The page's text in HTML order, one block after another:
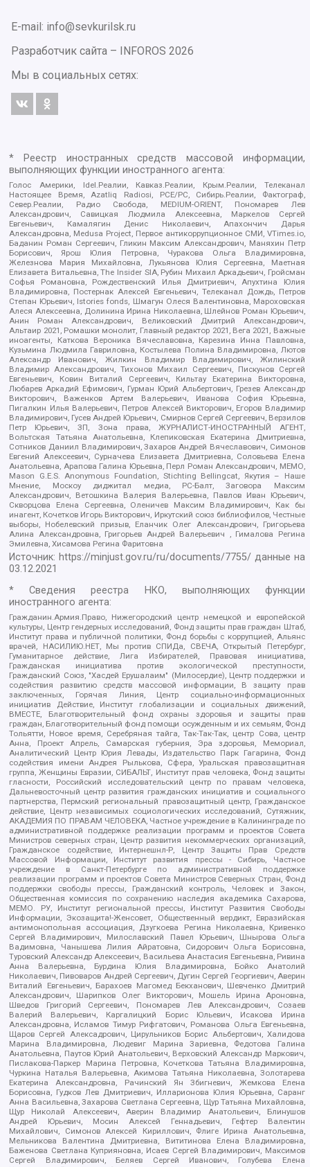
E-mail: info@sevkurilsk.ru
Разработчик сайта –
INFOROS 2026
Мы в социальных сетях:
* Реестр иностранных средств массовой информации,
выполняющих функции иностранного агента:
Голос Америки, Idel.Реалии, Кавказ.Реалии, Крым.Реалии, Телеканал
Настоящее Время, Azatliq Radiosi, PCE/PC, Сибирь.Реалии, Фактограф,
Север.Реалии, Радио Свобода, MEDIUM-ORIENT, Пономарев Лев
Александрович, Савицкая Людмила Алексеевна, Маркелов Сергей
Евгеньевич, Камалягин Денис Николаевич, Апахончич Дарья
Александровна, Medusa Project, Первое антикоррупционное СМИ, VTimes.io,
Баданин Роман Сергеевич, Гликин Максим Александрович, Маняхин Петр
Борисович, Ярош Юлия Петровна, Чуракова Ольга Владимировна,
Железнова Мария Михайловна, Лукьянова Юлия Сергеевна, Маетная
Елизавета Витальевна, The Insider SIA, Рубин Михаил Аркадьевич, Гройсман
Софья Романовна, Рождественский Илья Дмитриевич, Апухтина Юлия
Владимировна, Постернак Алексей Евгеньевич, Телеканал Дождь, Петров
Степан Юрьевич, Istories fonds, Шмагун Олеся Валентиновна, Мароховская
Алеся Алексеевна, Долинина Ирина Николаевна, Шлейнов Роман Юрьевич,
Анин Роман Александрович, Великовский Дмитрий Александрович,
Альтаир 2021, Ромашки монолит, Главный редактор 2021, Вега 2021, Важные
иноагенты, Каткова Вероника Вячеславовна, Карезина Инна Павловна,
Кузьмина Людмила Гавриловна, Костылева Полина Владимировна, Лютов
Александр Иванович, Жилкин Владимир Владимирович, Жилинский
Владимир Александрович, Тихонов Михаил Сергеевич, Пискунов Сергей
Евгеньевич, Ковин Виталий Сергеевич, Кильтау Екатерина Викторовна,
Любарев Аркадий Ефимович, Гурман Юрий Альбертович, Грезев Александр
Викторович, Важенков Артем Валерьевич, Иванова София Юрьевна,
Пигалкин Илья Валерьевич, Петров Алексей Викторович, Егоров Владимир
Владимирович, Гусев Андрей Юрьевич, Смирнов Сергей Сергеевич, Верзилов
Петр Юрьевич, ЗП, Зона права, ЖУРНАЛИСТ-ИНОСТРАННЫЙ АГЕНТ,
Вольтская Татьяна Анатольевна, Клепиковская Екатерина Дмитриевна,
Сотников Даниил Владимирович, Захаров Андрей Вячеславович, Симонов
Евгений Алексеевич, Сурначева Елизавета Дмитриевна, Соловьева Елена
Анатольевна, Арапова Галина Юрьевна, Перл Роман Александрович, МЕМО,
Mason G.E.S. Anonymous Foundation, Stichting Bellingcat, Якутия – Наше
Мнение, Москоу диджитал медиа, РС-Балт, Заговора Максим
Александрович, Ветошкина Валерия Валерьевна, Павлов Иван Юрьевич,
Скворцова Елена Сергеевна, Оленичев Максим Владимирович, Как бы
инагент, Кочетков Игорь Викторович, Иркутский союз библиофилов, Честные
выборы, Нобелевский призыв, Еланчик Олег Александрович, Григорьева
Алина Александровна, Григорьев Андрей Валерьевич , Гималова Регина
Эмилевна, Хисамова Регина Фаритовна
Источник: https://minjust.gov.ru/ru/documents/7755/ данные на
03.12.2021
* Сведения реестра НКО, выполняющих функции
иностранного агента:
Гражданин.Армия.Право, Нижегородский центр немецкой и европейской
культуры, Центр гендерных исследований, Фонд защиты прав граждан Штаб,
Институт права и публичной политики, Фонд борьбы с коррупцией, Альянс
врачей, НАСИЛИЮ.НЕТ, Мы против СПИДа, СВЕЧА, Открытый Петербург,
Гуманитарное действие, Лига Избирателей, Правовая инициатива,
Гражданская инициатива против экологической преступности,
Гражданский Союз, "Хасдей Ерушалаим" (Милосердие), Центр поддержки и
содействия развитию средств массовой информации, В защиту прав
заключенных, Горячая Линия, Центр социально-информационных
инициатив Действие, Институт глобализации и социальных движений,
ВМЕСТЕ, Благотворительный фонд охраны здоровья и защиты прав
граждан, Благотворительный фонд помощи осужденным и их семьям, Фонд
Тольятти, Новое время, Серебряная тайга, Так-Так-Так, центр Сова, центр
Анна, Проект Апрель, Самарская губерния, Эра здоровья, Мемориал,
Аналитический Центр Юрия Левады, Издательство Парк Гагарина, Фонд
содействия имени Андрея Рылькова, Сфера, Уральская правозащитная
группа, Женщины Евразии, СИБАЛЬТ, Институт прав человека, Фонд защиты
гласности, Российский исследовательский центр по правам человека,
Дальневосточный центр развития гражданских инициатив и социального
партнерства, Пермский региональный правозащитный центр, Гражданское
действие, Центр независимых социологических исследований, Сутяжник,
АКАДЕМИЯ ПО ПРАВАМ ЧЕЛОВЕКА, Частное учреждение в Калининграде по
административной поддержке реализации программ и проектов Совета
Министров северных стран, Центр развития некоммерческих организаций,
Гражданское содействие, Интернешнл-Р, Центр Защиты Прав Средств
Массовой Информации, Институт развития прессы - Сибирь, Частное
учреждение в Санкт-Петербурге по административной поддержке
реализации программ и проектов Совета Министров Северных Стран, Фонд
поддержки свободы прессы, Гражданский контроль, Человек и Закон,
Общественная комиссия по сохранению наследия академика Сахарова,
МЕМО. РУ, Институт региональной прессы, Институт Развития Свободы
Информации, Экозащита!-Женсовет, Общественный вердикт, Евразийская
антимонопольная ассоциация, Дзугкоева Регина Николаевна, Кривенко
Сергей Владимирович, Милославский Павел Юрьевич, Шнырова Ольга
Вадимовна, Чанышева Лилия Айратовна, Сидорович Ольга Борисовна,
Туровский Александр Алексеевич, Васильева Анастасия Евгеньевна, Ривина
Анна Валерьевна, Бурдина Юлия Владимировна, Бойко Анатолий
Николаевич, Пивоваров Андрей Сергеевич, Дугин Сергей Георгиевич, Аверин
Виталий Евгеньевич, Барахоев Магомед Бекханович, Шевченко Дмитрий
Александрович, Шарипков Олег Викторович, Мошель Ирина Ароновна,
Шведов Григорий Сергеевич, Пономарев Лев Александрович, Созаев
Валерий Валерьевич, Каргалицкий Борис Юльевич, Исакова Ирина
Александровна, Исламов Тимур Рифгатович, Романова Ольга Евгеньевна,
Щаров Сергей Алексадрович, Цирульников Борис Альбертович, Халидова
Марина Владимировна, Людевиг Марина Зариевна, Федотова Галина
Анатольевна, Паутов Юрий Анатольевич, Верховский Александр Маркович,
Пислакова-Паркер Марина Петровна, Кочеткова Татьяна Владимировна,
Чуркина Наталья Валерьевна, Акимова Татьяна Николаевна, Золотарева
Екатерина Александровна, Рачинский Ян Збигневич, Жемкова Елена
Борисовна, Гудков Лев Дмитриевич, Илларионова Юлия Юрьевна, Саранг
Анна Васильевна, Захарова Светлана Сергеевна, Щур Татьяна Михайловна,
Щур Николай Алексеевич, Аверин Владимир Анатольевич, Блинушов
Андрей Юрьевич, Мосин Алексей Геннадьевич, Гефтер Валентин
Михайлович, Симонов Алексей Кириллович, Флиге Ирина Анатольевна,
Мельникова Валентина Дмитриевна, Вититинова Елена Владимировна,
Баженова Светлана Куприяновна, Исаев Сергей Владимирович, Максимов
Сергей Владимирович, Беляев Сергей Иванович, Голубева Елена